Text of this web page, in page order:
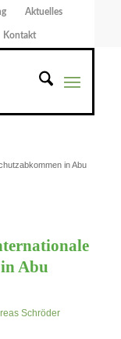
Aktuelles
Kontakt
in Abu
Abu
Schröder